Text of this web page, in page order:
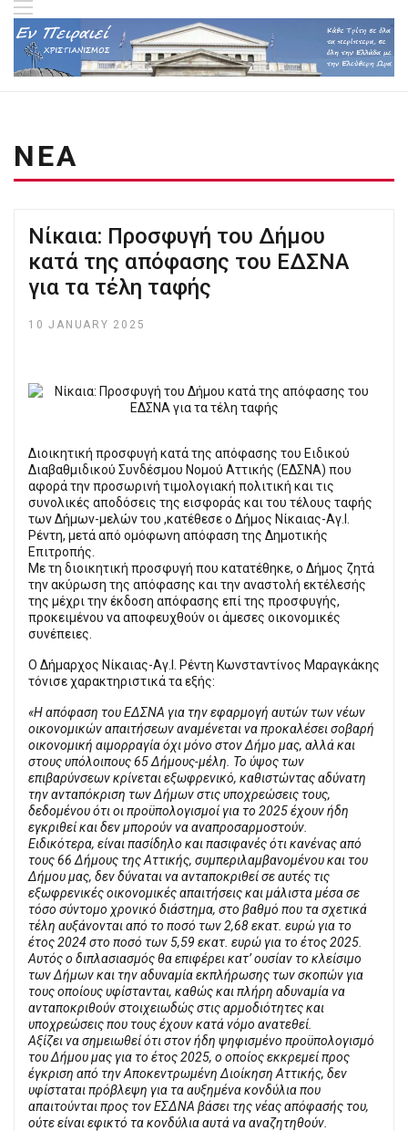
ΝΕΑ
Νίκαια: Προσφυγή του Δήμου
κατά της απόφασης του ΕΔΣΝΑ
για τα τέλη ταφής
10 JANUARY 2025
Διοικητική προσφυγή κατά της απόφασης του Ειδικού
Διαβαθμιδικού Συνδέσμου Νομού Αττικής (ΕΔΣΝΑ) που
αφορά την προσωρινή τιμολογιακή πολιτική και τις
συνολικές αποδόσεις της εισφοράς και του τέλους ταφής
των Δήμων-μελών του ,κατέθεσε ο Δήμος Νίκαιας-Αγ.Ι.
Ρέντη, μετά από ομόφωνη απόφαση της Δημοτικής
Επιτροπής.
Με τη διοικητική προσφυγή που κατατέθηκε, ο Δήμος ζητά
την ακύρωση της απόφασης και την αναστολή εκτέλεσής
της μέχρι την έκδοση απόφασης επί της προσφυγής,
προκειμένου να αποφευχθούν οι άμεσες οικονομικές
συνέπειες.
Ο Δήμαρχος Νίκαιας-Αγ.Ι. Ρέντη Κωνσταντίνος Μαραγκάκης
τόνισε χαρακτηριστικά τα εξής:
«Η απόφαση του ΕΔΣΝΑ για την εφαρμογή αυτών των νέων
οικονομικών απαιτήσεων αναμένεται να προκαλέσει σοβαρή
οικονομική αιμορραγία όχι μόνο στον Δήμο μας, αλλά και
στους υπόλοιπους 65 Δήμους-μέλη. Το ύψος των
επιβαρύνσεων κρίνεται εξωφρενικό, καθιστώντας αδύνατη
την ανταπόκριση των Δήμων στις υποχρεώσεις τους,
δεδομένου ότι οι προϋπολογισμοί για το 2025 έχουν ήδη
εγκριθεί και δεν μπορούν να αναπροσαρμοστούν.
Ειδικότερα, είναι πασίδηλο και πασιφανές ότι κανένας από
τους 66 Δήμους της Αττικής, συμπεριλαμβανομένου και του
Δήμου μας, δεν δύναται να ανταποκριθεί σε αυτές τις
εξωφρενικές οικονομικές απαιτήσεις και μάλιστα μέσα σε
τόσο σύντομο χρονικό διάστημα, στο βαθμό που τα σχετικά
τέλη αυξάνονται από το ποσό των 2,68 εκατ. ευρώ για το
έτος 2024 στο ποσό των 5,59 εκατ. ευρώ για το έτος 2025.
Αυτός ο διπλασιασμός θα επιφέρει κατ’ ουσίαν το κλείσιμο
των Δήμων και την αδυναμία εκπλήρωσης των σκοπών για
τους οποίους υφίστανται, καθώς και πλήρη αδυναμία να
ανταποκριθούν στοιχειωδώς στις αρμοδιότητες και
υποχρεώσεις που τους έχουν κατά νόμο ανατεθεί.
Αξίζει να σημειωθεί ότι στον ήδη ψηφισμένο προϋπολογισμό
του Δήμου μας για το έτος 2025, ο οποίος εκκρεμεί προς
έγκριση από την Αποκεντρωμένη Διοίκηση Αττικής, δεν
υφίσταται πρόβλεψη για τα αυξημένα κονδύλια που
απαιτούνται προς τον ΕΣΔΝΑ βάσει της νέας απόφασής του,
ούτε είναι εφικτό τα κονδύλια αυτά να αναζητηθούν.